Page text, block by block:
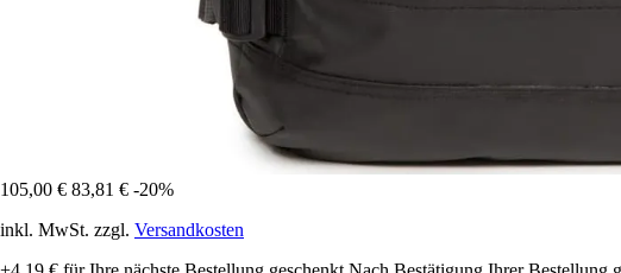
105,00 € 83,81 € -20%
inkl. MwSt. zzgl. Versandkosten